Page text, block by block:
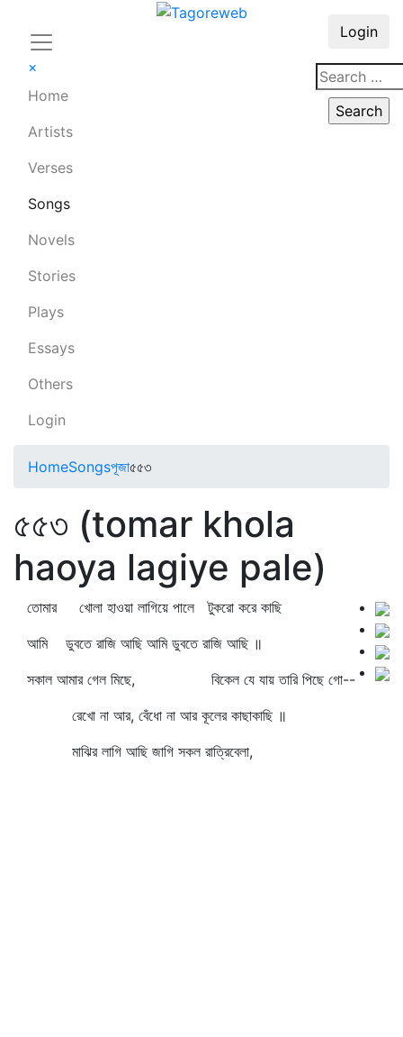
×
Home
Artists
Verses
Songs
Novels
Stories
Plays
Essays
Others
Login
Login
HomeSongsপূজা৫৫৩
৫৫৩ (tomar khola
haoya lagiye pale)
তোমার খোলা হাওয়া লাগিয়ে পালে টুকরো করে কাছি
আমি ডুবতে রাজি আছি আমি ডুবতে রাজি আছি ॥
সকাল আমার গেল মিছে, বিকেল যে যায় তারি পিছে গো--
রেখো না আর, বেঁধো না আর কূলের কাছাকাছি ॥
মাঝির লাগি আছি জাগি সকল রাত্রিবেলা,